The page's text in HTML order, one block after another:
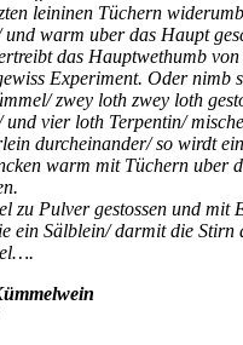
leininen Tüchern
und warm uber das Haupt
das Hauptwethumb
Experiment. Oder nimb
zwey loth zwey loth
vier loth Terpentin/
durcheinander/ so wirdt
warm mit Tüchern uber
zu Pulver gestossen und mit
ein Sälblein/ darmit die Stirn
ümmelwein